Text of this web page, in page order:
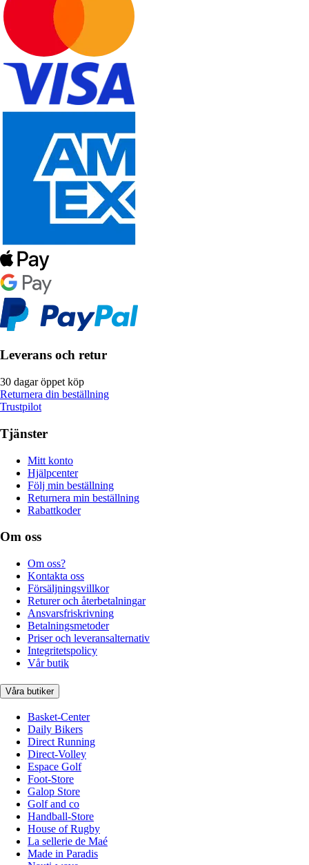
Leverans och retur
30 dagar öppet köp
Returnera din beställning
Trustpilot
Tjänster
Mitt konto
Hjälpcenter
Följ min beställning
Returnera min beställning
Rabattkoder
Om oss
Om oss?
Kontakta oss
Försäljningsvillkor
Returer och återbetalningar
Ansvarsfriskrivning
Betalningsmetoder
Priser och leveransalternativ
Integritetspolicy
Vår butik
Våra butiker
Basket-Center
Daily Bikers
Direct Running
Direct-Volley
Espace Golf
Foot-Store
Galop Store
Golf and co
Handball-Store
House of Rugby
La sellerie de Maé
Made in Paradis